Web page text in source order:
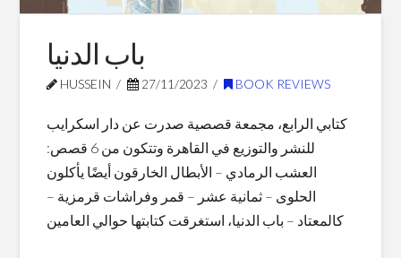
باب الدنيا
HUSSEIN 27/11/2023 BOOK REVIEWS
كتابي الرابع، مجمعة قصصية صدرت عن دار اسكرايب
للنشر والتوزيع في القاهرة وتتكون من 6 قصص:
العشب الرمادي – الأبطال الخارقون أيضًا يأكلون
الحلوى – ثمانية عشر – قمر وفراشات قرمزية –
كالمعتاد – باب الدنيا، استغرقت كتابتها حوالي العامين